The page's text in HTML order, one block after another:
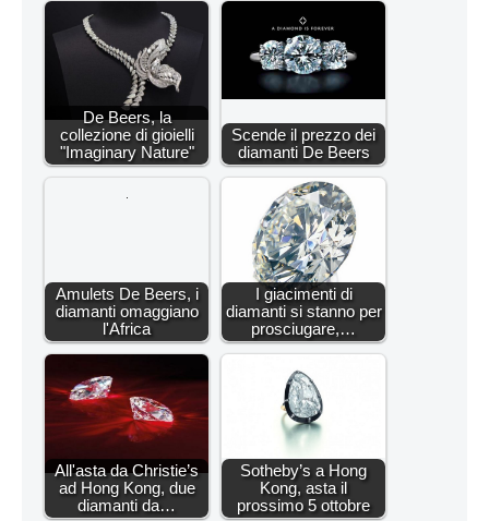
De Beers, la
collezione di gioielli
"Imaginary Nature"
Scende il prezzo dei
diamanti De Beers
Amulets De Beers, i
diamanti omaggiano
l'Africa
I giacimenti di
diamanti si stanno per
prosciugare,…
All'asta da Christie’s
ad Hong Kong, due
diamanti da…
Sotheby’s a Hong
Kong, asta il
prossimo 5 ottobre